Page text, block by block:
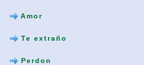
Amor
Te extraño
Perdon